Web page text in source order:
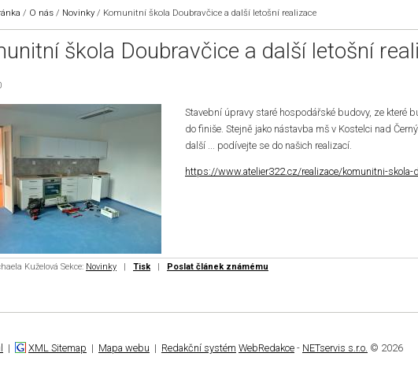
/ O nás / Novinky/ Komunitní škola Doubravčice a další letošní realizace
škola Doubravčice a další letošní
Stavební úpravy staré hospodářské budovy, ze které
do finiše. Stejně jako nástavba mš v Kostelci nad
další ... podívejte se do našich realizací.
https://www.atelier322.cz/realizace/komunitni-skola-
Kuželová Sekce: Novinky | Tisk | Poslat článek známému
| XML Sitemap | Mapa webu | Redakční systém WebRedakce - NETservis s.r.o. © 2026